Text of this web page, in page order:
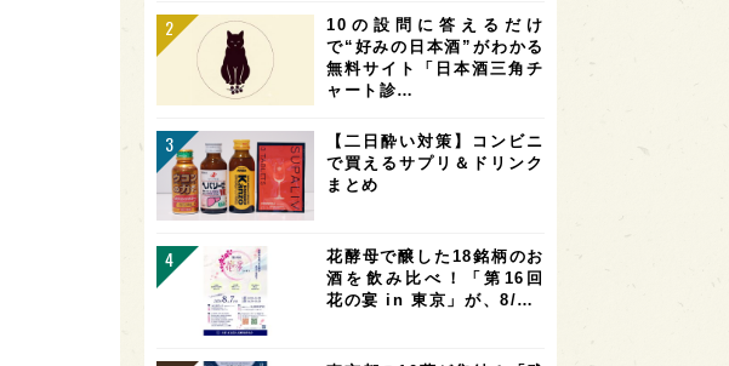
10の設問に答えるだけ
で“好みの日本酒”がわかる
無料サイト「日本酒三角チ
ャート診…
【二日酔い対策】コンビニ
で買えるサプリ＆ドリンク
まとめ
花酵母で醸した18銘柄のお
酒を飲み比べ！「第16回
花の宴 in 東京」が、8/…